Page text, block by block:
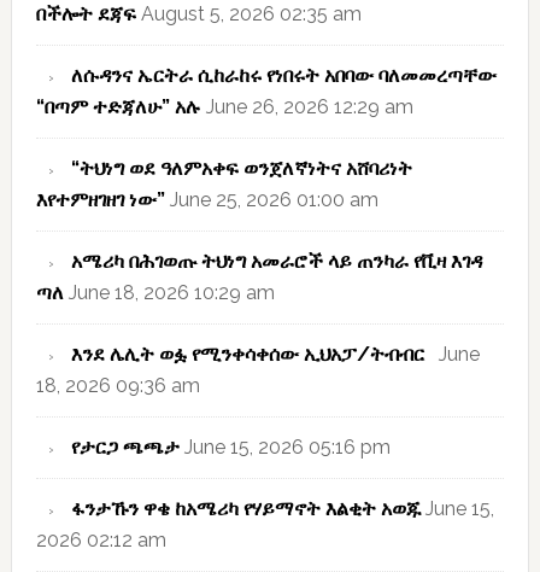
በችሎት ደጃፍ August 5, 2026 02:35 am
ለሱዳንና ኤርትራ ሲከራከሩ የነበሩት አበባው ባለመመረጣቸው
“በጣም ተድጃለሁ” አሉ June 26, 2026 12:29 am
“ትህነግ ወደ ዓለምአቀፍ ወንጀለኛነትና አሸባሪነት
እየተምዘገዘገ ነው” June 25, 2026 01:00 am
አሜሪካ በሕገወጡ ትህነግ አመራሮች ላይ ጠንካራ የቪዛ እገዳ
ጣለ June 18, 2026 10:29 am
እንደ ሌሊት ወፏ የሚንቀሳቀሰው ኢህአፓ/ትብብር June
18, 2026 09:36 am
የታርጋ ጫጫታ June 15, 2026 05:16 pm
ፋንታኹን ዋቄ ከአሜሪካ የሃይማኖት እልቂት አወጁ June 15,
2026 02:12 am